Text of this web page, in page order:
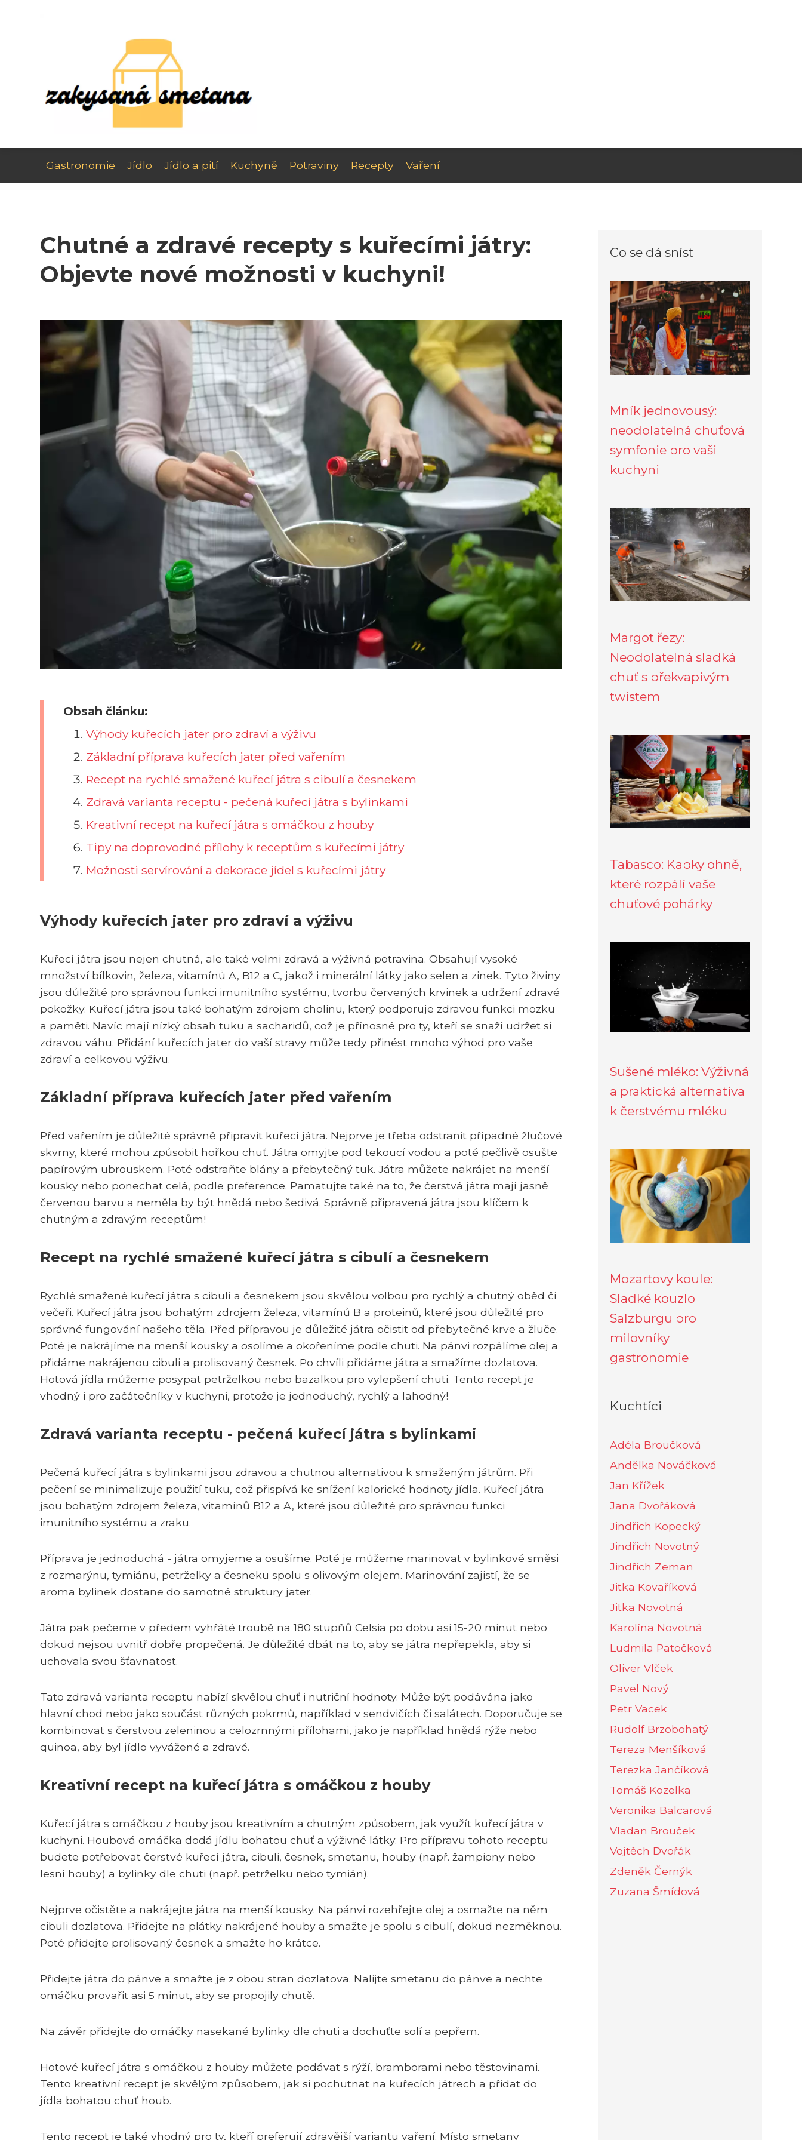
Gastronomie Jídlo Jídlo a pití Kuchyně Potraviny Recepty Vaření
Chutné a zdravé recepty s kuřecími játry:
Objevte nové možnosti v kuchyni!
Obsah článku:
Výhody kuřecích jater pro zdraví a výživu
Základní příprava kuřecích jater před vařením
Recept na rychlé smažené kuřecí játra s cibulí a česnekem
Zdravá varianta receptu - pečená kuřecí játra s bylinkami
Kreativní recept na kuřecí játra s omáčkou z houby
Tipy na doprovodné přílohy k receptům s kuřecími játry
Možnosti servírování a dekorace jídel s kuřecími játry
Výhody kuřecích jater pro zdraví a výživu
Kuřecí játra jsou nejen chutná, ale také velmi zdravá a výživná potravina. Obsahují vysoké
množství bílkovin, železa, vitamínů A, B12 a C, jakož i minerální látky jako selen a zinek. Tyto živiny
jsou důležité pro správnou funkci imunitního systému, tvorbu červených krvinek a udržení zdravé
pokožky. Kuřecí játra jsou také bohatým zdrojem cholinu, který podporuje zdravou funkci mozku
a paměti. Navíc mají nízký obsah tuku a sacharidů, což je přínosné pro ty, kteří se snaží udržet si
zdravou váhu. Přidání kuřecích jater do vaší stravy může tedy přinést mnoho výhod pro vaše
zdraví a celkovou výživu.
Základní příprava kuřecích jater před vařením
Před vařením je důležité správně připravit kuřecí játra. Nejprve je třeba odstranit případné žlučové
skvrny, které mohou způsobit hořkou chuť. Játra omyjte pod tekoucí vodou a poté pečlivě osušte
papírovým ubrouskem. Poté odstraňte blány a přebytečný tuk. Játra můžete nakrájet na menší
kousky nebo ponechat celá, podle preference. Pamatujte také na to, že čerstvá játra mají jasně
červenou barvu a neměla by být hnědá nebo šedivá. Správně připravená játra jsou klíčem k
chutným a zdravým receptům!
Recept na rychlé smažené kuřecí játra s cibulí a česnekem
Rychlé smažené kuřecí játra s cibulí a česnekem jsou skvělou volbou pro rychlý a chutný oběd či
večeři. Kuřecí játra jsou bohatým zdrojem železa, vitamínů B a proteinů, které jsou důležité pro
správné fungování našeho těla. Před přípravou je důležité játra očistit od přebytečné krve a žluče.
Poté je nakrájíme na menší kousky a osolíme a okořeníme podle chuti. Na pánvi rozpálíme olej a
přidáme nakrájenou cibuli a prolisovaný česnek. Po chvíli přidáme játra a smažíme dozlatova.
Hotová jídla můžeme posypat petrželkou nebo bazalkou pro vylepšení chuti. Tento recept je
vhodný i pro začátečníky v kuchyni, protože je jednoduchý, rychlý a lahodný!
Zdravá varianta receptu - pečená kuřecí játra s bylinkami
Pečená kuřecí játra s bylinkami jsou zdravou a chutnou alternativou k smaženým játrům. Při
pečení se minimalizuje použití tuku, což přispívá ke snížení kalorické hodnoty jídla. Kuřecí játra
jsou bohatým zdrojem železa, vitamínů B12 a A, které jsou důležité pro správnou funkci
imunitního systému a zraku.
Příprava je jednoduchá - játra omyjeme a osušíme. Poté je můžeme marinovat v bylinkové směsi
z rozmarýnu, tymiánu, petrželky a česneku spolu s olivovým olejem. Marinování zajistí, že se
aroma bylinek dostane do samotné struktury jater.
Játra pak pečeme v předem vyhřáté troubě na 180 stupňů Celsia po dobu asi 15-20 minut nebo
dokud nejsou uvnitř dobře propečená. Je důležité dbát na to, aby se játra nepřepekla, aby si
uchovala svou šťavnatost.
Tato zdravá varianta receptu nabízí skvělou chuť i nutriční hodnoty. Může být podávána jako
hlavní chod nebo jako součást různých pokrmů, například v sendvičích či salátech. Doporučuje se
kombinovat s čerstvou zeleninou a celozrnnými přílohami, jako je například hnědá rýže nebo
quinoa, aby byl jídlo vyvážené a zdravé.
Kreativní recept na kuřecí játra s omáčkou z houby
Kuřecí játra s omáčkou z houby jsou kreativním a chutným způsobem, jak využít kuřecí játra v
kuchyni. Houbová omáčka dodá jídlu bohatou chuť a výživné látky. Pro přípravu tohoto receptu
budete potřebovat čerstvé kuřecí játra, cibuli, česnek, smetanu, houby (např. žampiony nebo
lesní houby) a bylinky dle chuti (např. petrželku nebo tymián).
Nejprve očistěte a nakrájejte játra na menší kousky. Na pánvi rozehřejte olej a osmažte na něm
cibuli dozlatova. Přidejte na plátky nakrájené houby a smažte je spolu s cibulí, dokud nezměknou.
Poté přidejte prolisovaný česnek a smažte ho krátce.
Přidejte játra do pánve a smažte je z obou stran dozlatova. Nalijte smetanu do pánve a nechte
omáčku provařit asi 5 minut, aby se propojily chutě.
Na závěr přidejte do omáčky nasekané bylinky dle chuti a dochuťte solí a pepřem.
Hotové kuřecí játra s omáčkou z houby můžete podávat s rýží, bramborami nebo těstovinami.
Tento kreativní recept je skvělým způsobem, jak si pochutnat na kuřecích játrech a přidat do
jídla bohatou chuť houb.
Tento recept je také vhodný pro ty, kteří preferují zdravější variantu vaření. Místo smetany
Co se dá sníst
Mník jednovousý:
neodolatelná chuťová
symfonie pro vaši
kuchyni
Margot řezy:
Neodolatelná sladká
chuť s překvapivým
twistem
Tabasco: Kapky ohně,
které rozpálí vaše
chuťové pohárky
Sušené mléko: Výživná
a praktická alternativa
k čerstvému mléku
Mozartovy koule:
Sladké kouzlo
Salzburgu pro
milovníky
gastronomie
Kuchtíci
Adéla Broučková
Andělka Nováčková
Jan Křížek
Jana Dvořáková
Jindřich Kopecký
Jindřich Novotný
Jindřich Zeman
Jitka Kovaříková
Jitka Novotná
Karolína Novotná
Ludmila Patočková
Oliver Vlček
Pavel Nový
Petr Vacek
Rudolf Brzobohatý
Tereza Menšíková
Terezka Jančíková
Tomáš Kozelka
Veronika Balcarová
Vladan Brouček
Vojtěch Dvořák
Zdeněk Černýk
Zuzana Šmídová